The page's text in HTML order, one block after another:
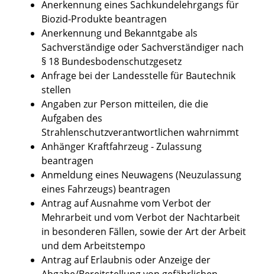
Anerkennung eines Sachkundelehrgangs für
Biozid-Produkte beantragen
Anerkennung und Bekanntgabe als
Sachverständige oder Sachverständiger nach
§ 18 Bundesbodenschutzgesetz
Anfrage bei der Landesstelle für Bautechnik
stellen
Angaben zur Person mitteilen, die die
Aufgaben des
Strahlenschutzverantwortlichen wahrnimmt
Anhänger Kraftfahrzeug - Zulassung
beantragen
Anmeldung eines Neuwagens (Neuzulassung
eines Fahrzeugs) beantragen
Antrag auf Ausnahme vom Verbot der
Mehrarbeit und vom Verbot der Nachtarbeit
in besonderen Fällen, sowie der Art der Arbeit
und dem Arbeitstempo
Antrag auf Erlaubnis oder Anzeige der